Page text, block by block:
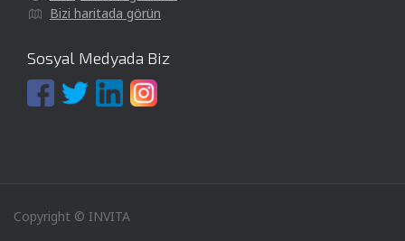
Bizi haritada görün
Sosyal Medyada Biz
Copyright © INVITA